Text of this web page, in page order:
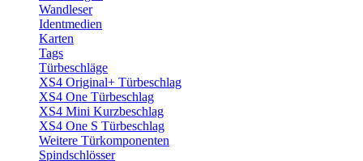
Wandleser
Identmedien
Karten
Tags
Türbeschläge
XS4 Original+ Türbeschlag
XS4 One Türbeschlag
XS4 Mini Kurzbeschlag
XS4 One S Türbeschlag
Weitere Türkomponenten
Spindschlösser